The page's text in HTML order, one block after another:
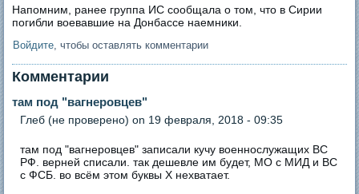
Напомним, ранее группа ИС сообщала о том, что в Сирии
погибли воевавшие на Донбассе наемники.
Войдите, чтобы оставлять комментарии
Комментарии
там под "вагнеровцев"
Глеб (не проверено) on 19 февраля, 2018 - 09:35
там под "вагнеровцев" записали кучу военнослужащих ВС
РФ. верней списали. так дешевле им будет, МО с МИД и ВС
с ФСБ. во всём этом буквы Х нехватает.